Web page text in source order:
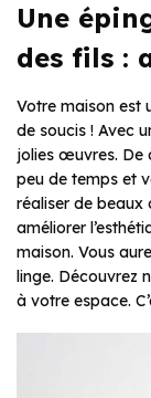
Une
des fils :
Votre maison est
de soucis ! Avec
jolies œuvres. De
peu de temps et
réaliser de beaux
améliorer
maison. Vous
linge. Découvrez
à votre espace.